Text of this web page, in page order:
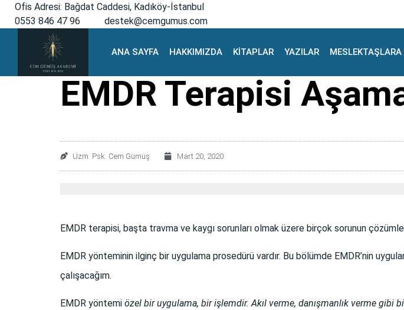
Ofis Adresi: Bağdat Caddesi, Kadıköy-İstanbul
0553 846 47 96
destek@cemgumus.com
ANA SAYFA HAKKIMIZDA KİTAPLAR YAZILAR MESLEKTAŞLARA
EMDR Terapisi
Uzm. Psk. Cem Gümüş Mart 20, 2020
EMDR terapisi, başta travma ve kaygı sorunları olmak üzere birçok sorunun
EMDR yönteminin ilginç bir uygulama prosedürü vardır. Bu bölümde EMDR’nin
çalışacağım.
EMDR yöntemi özel bir uygulama, bir işlemdir.Akıl verme, danışmanlık verme gibi